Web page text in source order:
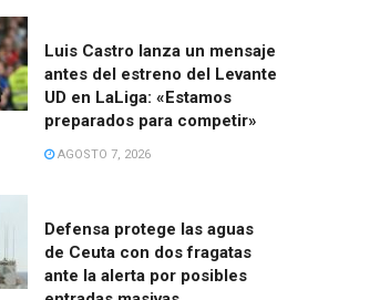
Luis Castro lanza un mensaje
antes del estreno del Levante
UD en LaLiga: «Estamos
preparados para competir»
AGOSTO 7, 2026
Defensa protege las aguas
de Ceuta con dos fragatas
ante la alerta por posibles